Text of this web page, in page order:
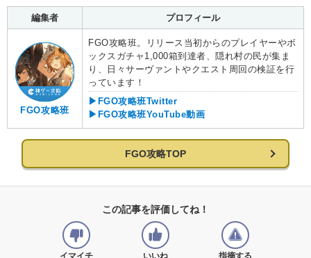
編集者 プロフィール
FGO攻略班
FGO攻略班。リリース当初からのプレイヤーやボ
ックスガチャ1,000箱到達者、隠れ村の民が集ま
り、日々サーヴァントやクエスト周回の検証を行
っています！
▶FGO攻略班Twitter
▶FGO攻略班YouTube動画
FGO攻略TOP
この記事を評価してね！
イマイチ いいね 指摘する